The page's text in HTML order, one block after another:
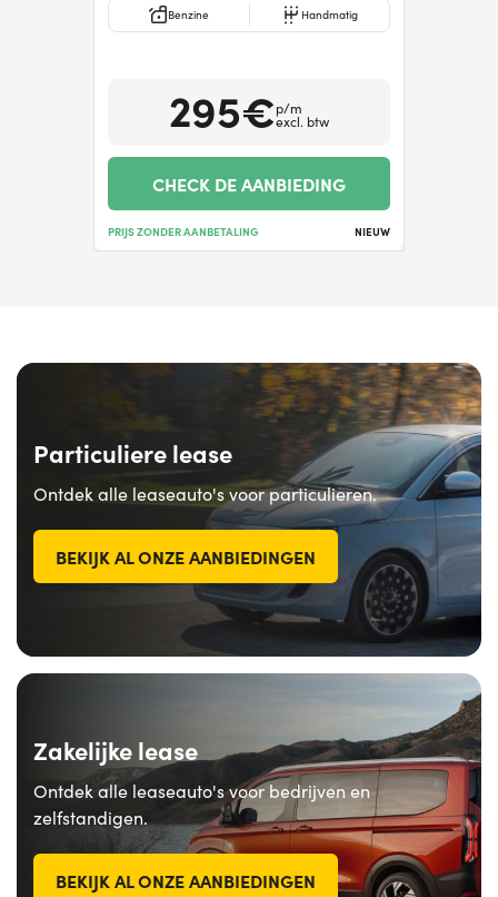
Benzine Handmatig
295€p/m
excl. btw
CHECK DE AANBIEDING
PRIJS ZONDER AANBETALING NIEUW
Particuliere lease
Ontdek alle leaseauto's voor particulieren.
BEKIJK AL ONZE AANBIEDINGEN
Zakelijke lease
Ontdek alle leaseauto's voor bedrijven en
zelfstandigen.
BEKIJK AL ONZE AANBIEDINGEN